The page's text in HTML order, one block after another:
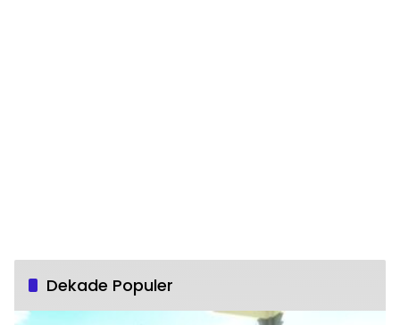
Dekade Populer